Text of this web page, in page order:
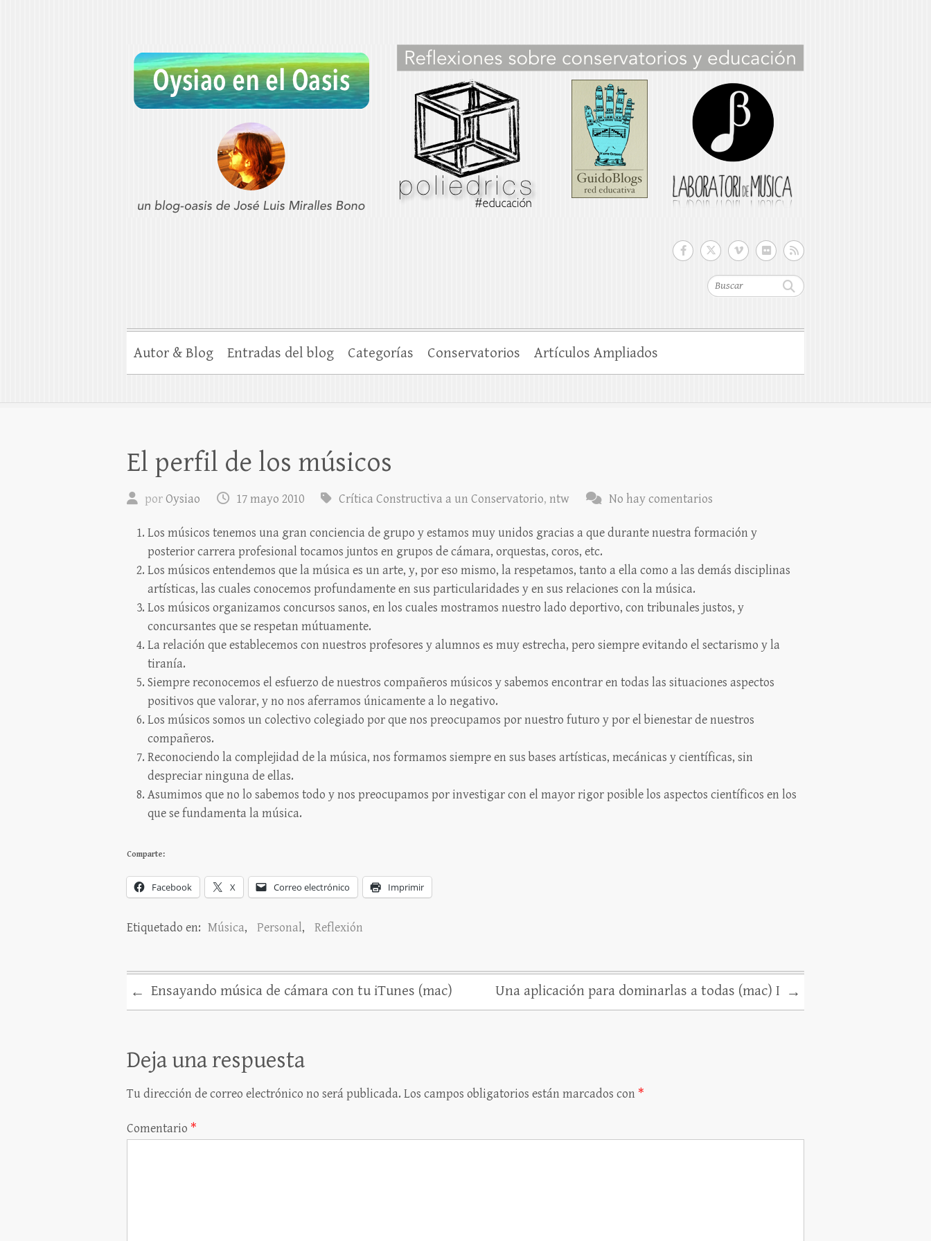
Buscar
Oysiao en el Oasis
REFLEXIONES SOBRE CONSERVATORIOS
Autor & Blog Entradas del blog Categorías Conservatorios Artículos Ampliados
El perfil de los músicos
porOysiao 17 mayo 2010 Crítica Constructiva a un Conservatorio, ntw No hay comentarios
Los músicos tenemos una gran conciencia de grupo y estamos muy unidos gracias a que durante nuestra formación y
posterior carrera profesional tocamos juntos en grupos de cámara, orquestas, coros, etc.
Los músicos entendemos que la música es un arte, y, por eso mismo, la respetamos, tanto a ella como a las demás disciplinas
artísticas, las cuales conocemos profundamente en sus particularidades y en sus relaciones con la música.
Los músicos organizamos concursos sanos, en los cuales mostramos nuestro lado deportivo, con tribunales justos, y
concursantes que se respetan mútuamente.
La relación que establecemos con nuestros profesores y alumnos es muy estrecha, pero siempre evitando el sectarismo y la
tiranía.
Siempre reconocemos el esfuerzo de nuestros compañeros músicos y sabemos encontrar en todas las situaciones aspectos
positivos que valorar, y no nos aferramos únicamente a lo negativo.
Los músicos somos un colectivo colegiado por que nos preocupamos por nuestro futuro y por el bienestar de nuestros
compañeros.
Reconociendo la complejidad de la música, nos formamos siempre en sus bases artísticas, mecánicas y científicas, sin
despreciar ninguna de ellas.
Asumimos que no lo sabemos todo y nos preocupamos por investigar con el mayor rigor posible los aspectos científicos en los
que se fundamenta la música.
Comparte:
Facebook X Correo electrónico Imprimir
Etiquetado en: Música, Personal, Reflexión
← Ensayando música de cámara con tu iTunes (mac) Una aplicación para dominarlas a todas (mac) I →
Deja una respuesta
Tu dirección de correo electrónico no será publicada. Los campos obligatorios están marcados con *
Comentario *